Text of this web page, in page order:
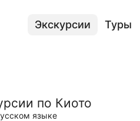
Экскурсии Туры
по Киото
языке